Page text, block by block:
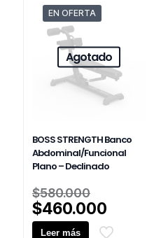
EN OFERTA
Agotado
BOSS STRENGTH Banco
Abdominal/Funcional
Plano – Declinado
$580.000
precio
original
$460.000
precio
Leer más